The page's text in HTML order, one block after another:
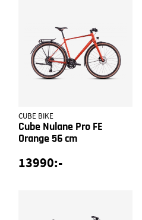
CUBE BIKE
Cube Nulane Pro FE
Orange 56 cm
13990:-